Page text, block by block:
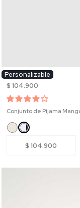
Personalizable
$ 104.900
Conjunto de Pijama
$ 104.900